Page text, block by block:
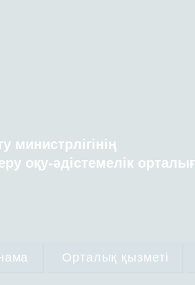
министрлігінің
оқу-әдістемелік
Орталық қызметі